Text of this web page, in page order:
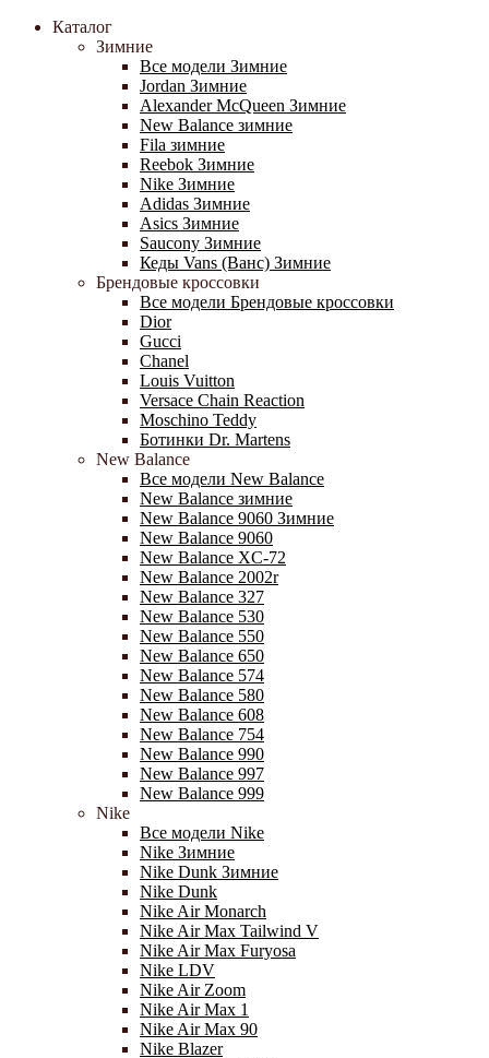
Каталог
Зимние
Все модели Зимние
Jordan Зимние
Alexander McQueen Зимние
New Balance зимние
Fila зимние
Reebok Зимние
Nike Зимние
Adidas Зимние
Asics Зимние
Saucony Зимние
Кеды Vans (Ванс) Зимние
Брендовые кроссовки
Все модели Брендовые кроссовки
Dior
Gucci
Chanel
Louis Vuitton
Versace Chain Reaction
Moschino Teddy
Ботинки Dr. Martens
New Balance
Все модели New Balance
New Balance зимние
New Balance 9060 Зимние
New Balance 9060
New Balance XC-72
New Balance 2002r
New Balance 327
New Balance 530
New Balance 550
New Balance 650
New Balance 574
New Balance 580
New Balance 608
New Balance 754
New Balance 990
New Balance 997
New Balance 999
Nike
Все модели Nike
Nike Зимние
Nike Dunk Зимние
Nike Dunk
Nike Air Monarch
Nike Air Max Tailwind V
Nike Air Max Furyosa
Nike LDV
Nike Air Zoom
Nike Air Max 1
Nike Air Max 90
Nike Blazer